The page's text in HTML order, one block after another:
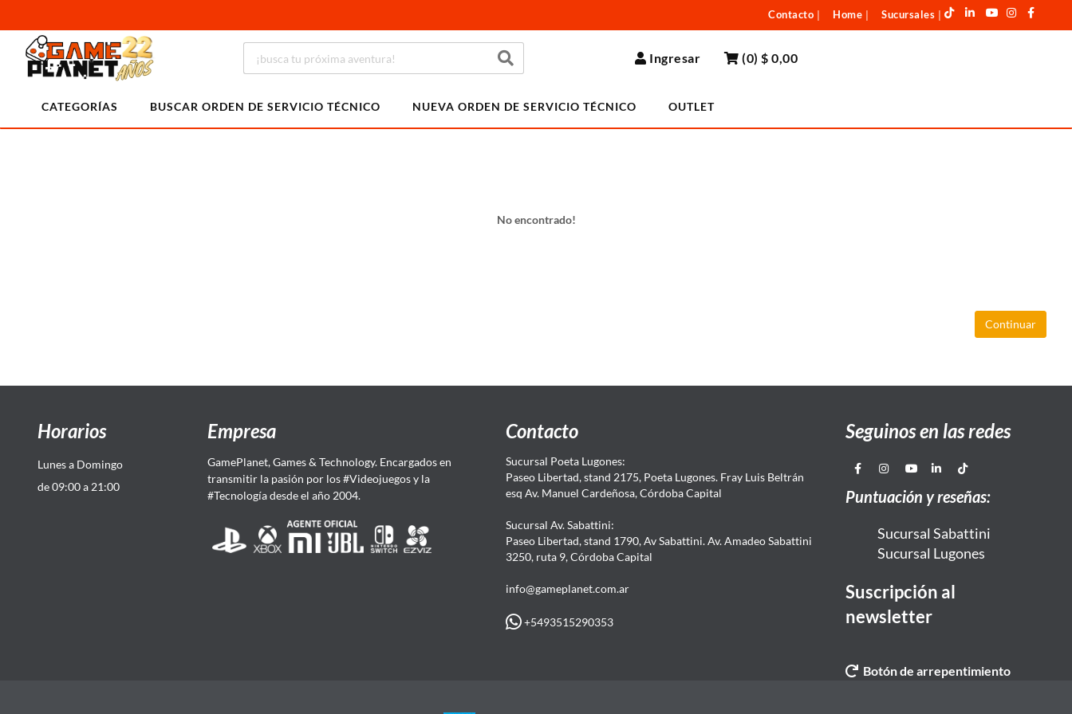
Contacto Home Sucursales
Ingresar (0)$ 0,00
CATEGORÍAS BUSCAR ORDEN DE SERVICIO TÉCNICO NUEVA ORDEN DE SERVICIO TÉCNICO OUTLET
No encontrado!
Continuar
Horarios
Lunes a Domingo
de 09:00 a 21:00
Empresa
GamePlanet, Games & Technology. Encargados en
transmitir la pasión por los #Videojuegos y la
#Tecnología desde el año 2004.
Contacto
Sucursal Poeta Lugones:
Paseo Libertad, stand 2175, Poeta Lugones. Fray Luis Beltrán
esq Av. Manuel Cardeñosa, Córdoba Capital
Sucursal Av. Sabattini:
Paseo Libertad, stand 1790, Av Sabattini. Av. Amadeo Sabattini
3250, ruta 9, Córdoba Capital
info@gameplanet.com.ar
+5493515290353
Seguinos en las redes
Puntuación y reseñas:
Sucursal Sabattini
Sucursal Lugones
Suscripción al
newsletter
Botón de arrepentimiento